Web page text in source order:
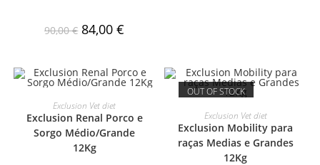
90,00€ 84,00€
PROMO
VER PRODUTO
Exclusion Vet diet
Exclusion Renal Porco e
Sorgo Médio/Grande
12Kg
OUT OF STOCK
VER PRODUTO
Exclusion Vet diet
Exclusion Mobility para
raças Medias e Grandes
12Kg